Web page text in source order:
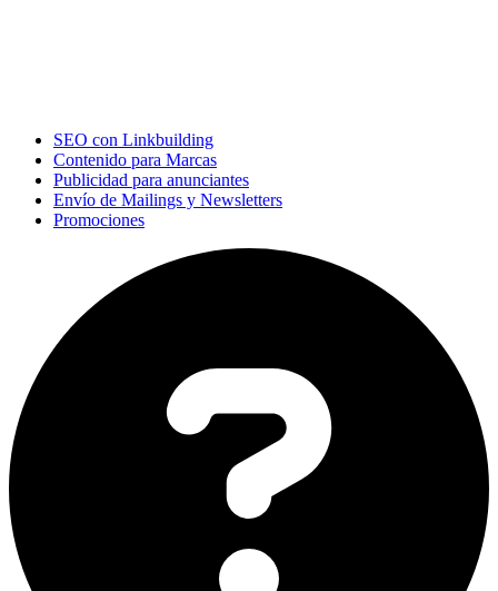
SEO con Linkbuilding
Contenido para Marcas
Publicidad para anunciantes
Envío de Mailings y Newsletters
Promociones